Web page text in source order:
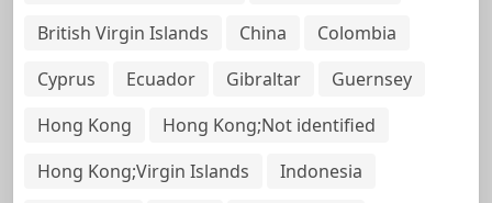
British Virgin Islands
China
Colombia
Cyprus
Ecuador Gibraltar
Guernsey
Hong Kong
Hong Kong;Not identified
Hong Kong;Virgin Islands
Indonesia